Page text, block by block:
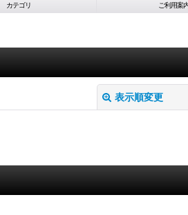
カテゴリ ご利用案
表示順変更